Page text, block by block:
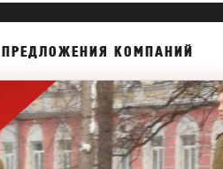
ПРЕДЛОЖЕНИЯ КОМПАНИЙ